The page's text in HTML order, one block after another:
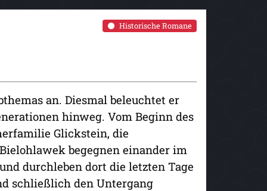
Historische Romane
an. Diesmal beleuchtet er
hinweg. Vom Beginn des
Glickstein, die
begegnen einander im
durchleben dort die letzten Tage
schließlich den Untergang